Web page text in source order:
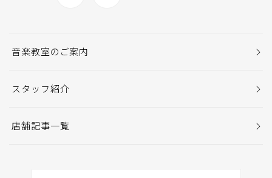
音楽教室のご案内
スタッフ紹介
店舗記事一覧